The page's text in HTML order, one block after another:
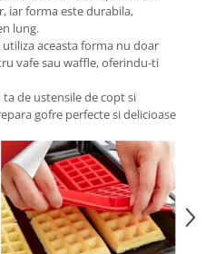
iar forma este durabila,
lung.
utiliza aceasta forma nu doar
vafe sau waffle, oferindu-ti
de ustensile de copt si
gofre perfecte si delicioase